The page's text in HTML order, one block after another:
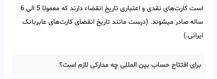
است کارت‌های نقدی و اعتباری تاریخ انقضاء دارند که معمولا 5 الی 6
ساله صادر میشوند. (درست مانند تاریخ انقضای کارت‌های عابربانک
ایرانی.)
برای افتتاح حساب بین المللی چه مدارکی لازم است؟